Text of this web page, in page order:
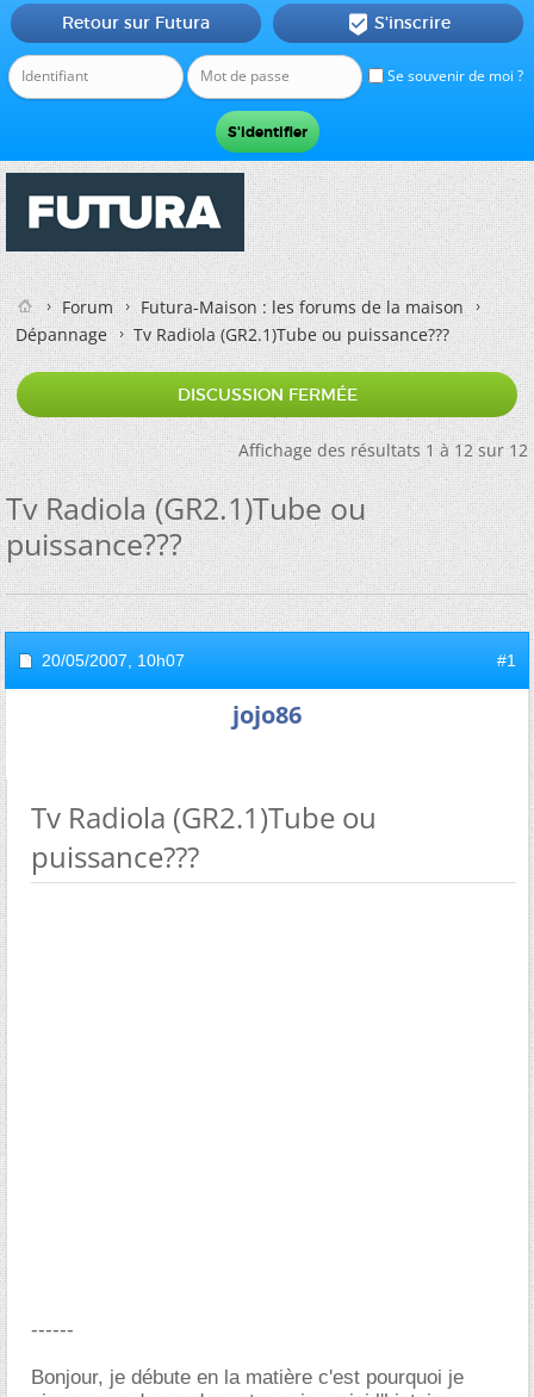
Se souvenir de moi ?
Retour sur Futura  S'inscrire
Forum
Futura-Maison : les forums de la maison
Dépannage
Tv Radiola (GR2.1)Tube ou puissance???
DISCUSSION FERMÉE
Affichage des résultats 1 à 12 sur 12
Tv Radiola (GR2.1)Tube ou
puissance???
20/05/2007, 10h07 #1
jojo86
Tv Radiola (GR2.1)Tube ou
puissance???
------
Bonjour, je débute en la matière c'est pourquoi je